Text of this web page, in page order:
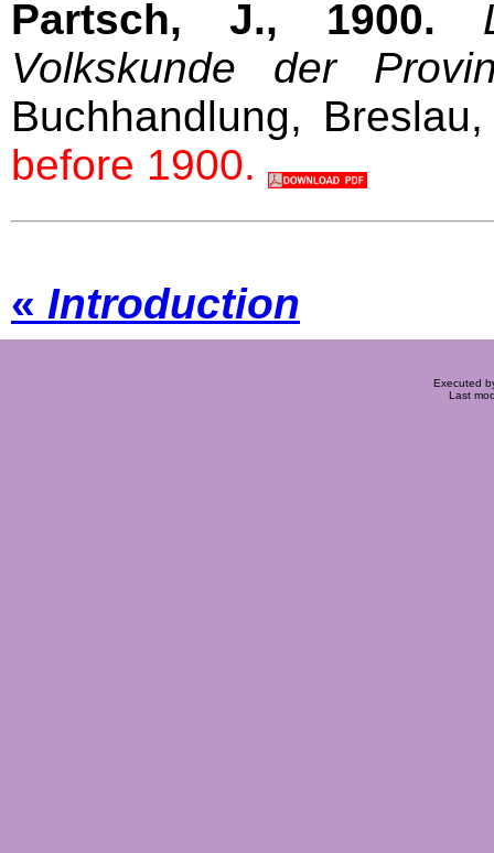
Partsch, J., 1900.
Volkskunde der
Buchhandlung,
before 1900.
« Introduction
Executed
Last